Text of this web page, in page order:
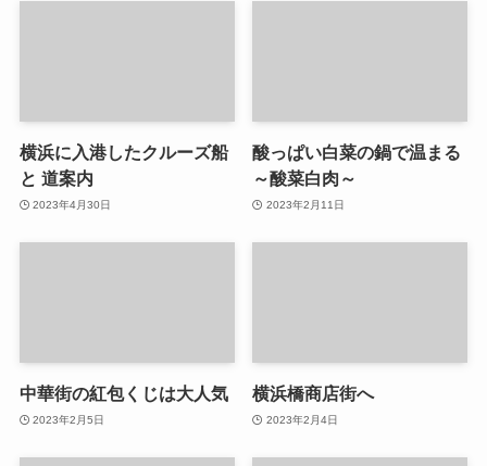
横浜に入港したクルーズ船
と 道案内
2023年4月30日
酸っぱい白菜の鍋で温まる
～酸菜白肉～
2023年2月11日
中華街の紅包くじは大人気
2023年2月5日
横浜橋商店街へ
2023年2月4日